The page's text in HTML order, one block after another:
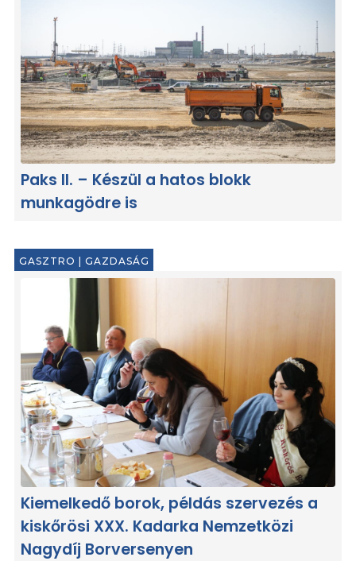
Paks II. – Készül a hatos blokk
munkagödre is
GASZTRO | GAZDASÁG
Kiemelkedő borok, példás szervezés a
kiskőrösi XXX. Kadarka Nemzetközi
Nagydíj Borversenyen